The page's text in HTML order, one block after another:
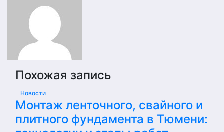
записям
Похожая запись
Новости
Монтаж ленточного, свайного и
плитного фундамента в Тюмени: